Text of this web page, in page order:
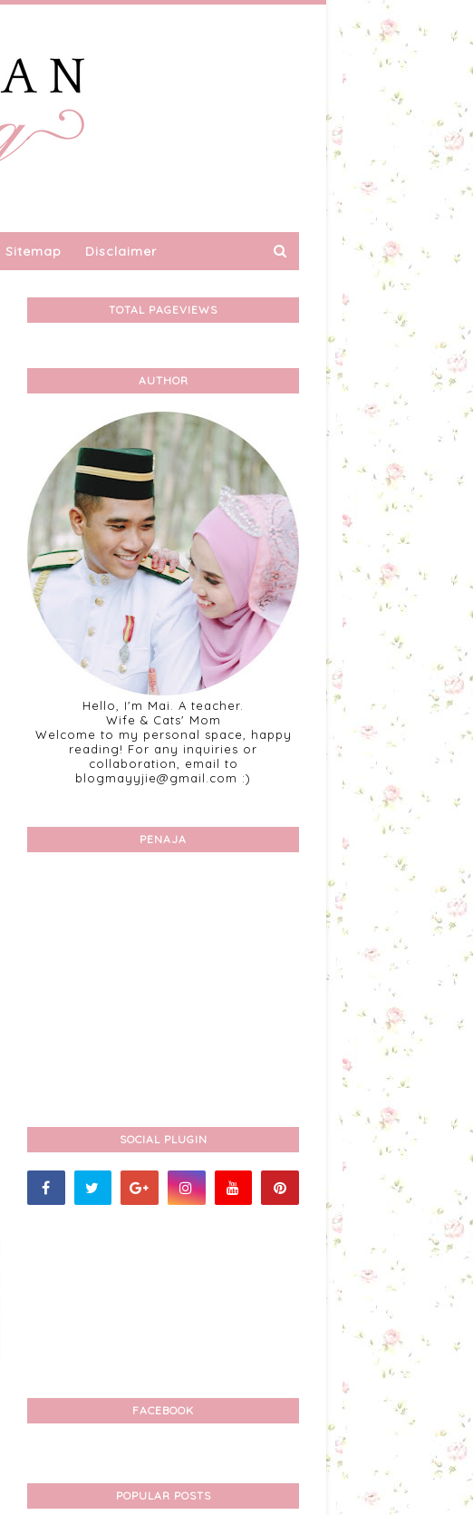
Sitemap Disclaimer
TOTAL PAGEVIEWS
AUTHOR
Hello, I'm Mai. A teacher.
Wife & Cats' Mom
Welcome to my personal space, happy
reading! For any inquiries or
collaboration, email to
blogmayyjie@gmail.com :)
PENAJA
SOCIAL PLUGIN
FACEBOOK
POPULAR POSTS